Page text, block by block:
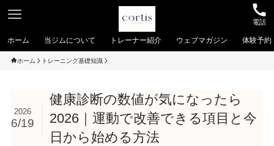
電話
ホーム 当ジムについて トレーナー紹介 ウェブマガジン 体験予約
ホーム トレーニング基礎知識
健康診断の数値が気になったら
2026｜運動で改善できる項目と今
日から始める方法
2026
6/19